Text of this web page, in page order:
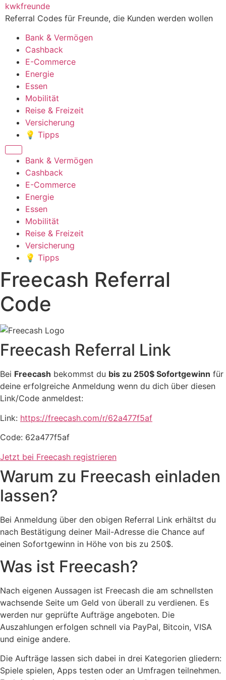
Zum
Inhalt
kwkfreunde
Referral Codes für Freunde, die Kunden werden wollen
Bank & Vermögen
Cashback
E-Commerce
Energie
Essen
Mobilität
Reise & Freizeit
Versicherung
💡 Tipps
MenüBank & Vermögen
Cashback
E-Commerce
Energie
Essen
Mobilität
Reise & Freizeit
Versicherung
💡 Tipps
Freecash Referral
Code
Freecash Referral Link
Bei Freecash bekommst du bis zu 250$ Sofortgewinn für
deine erfolgreiche Anmeldung wenn du dich über diesen
Link/Code anmeldest:
Link: https://freecash.com/r/62a477f5af
Code: 62a477f5af
Jetzt bei Freecash registrieren
Warum zu Freecash einladen
lassen?
Bei Anmeldung über den obigen Referral Link erhältst du
nach Bestätigung deiner Mail-Adresse die Chance auf
einen Sofortgewinn in Höhe von bis zu 250$.
Was ist Freecash?
Nach eigenen Aussagen ist Freecash die am schnellsten
wachsende Seite um Geld von überall zu verdienen. Es
werden nur geprüfte Aufträge angeboten. Die
Auszahlungen erfolgen schnell via PayPal, Bitcoin, VISA
und einige andere.
Die Aufträge lassen sich dabei in drei Kategorien gliedern:
Spiele spielen, Apps testen oder an Umfragen teilnehmen.